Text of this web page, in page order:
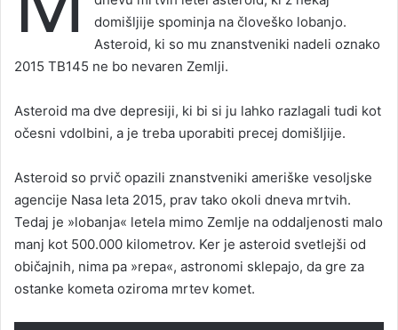
domišljije spominja na človeško lobanjo.
Asteroid, ki so mu znanstveniki nadeli oznako
2015 TB145 ne bo nevaren Zemlji.
Asteroid ma dve depresiji, ki bi si ju lahko razlagali tudi kot
očesni vdolbini, a je treba uporabiti precej domišljije.
Asteroid so prvič opazili znanstveniki ameriške vesoljske
agencije Nasa leta 2015, prav tako okoli dneva mrtvih.
Tedaj je »lobanja« letela mimo Zemlje na oddaljenosti malo
manj kot 500.000 kilometrov. Ker je asteroid svetlejši od
običajnih, nima pa »repa«, astronomi sklepajo, da gre za
ostanke kometa oziroma mrtev komet.